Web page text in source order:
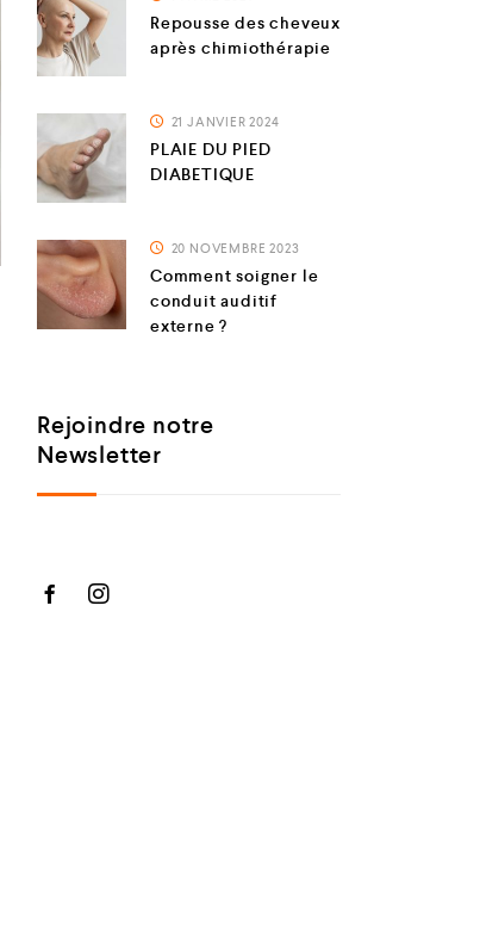
Repousse des cheveux
après chimiothérapie
21 JANVIER 2024
PLAIE DU PIED
DIABETIQUE
20 NOVEMBRE 2023
Comment soigner le
conduit auditif
externe ?
Rejoindre notre
Newsletter